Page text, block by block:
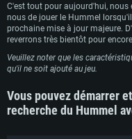
C'est tout pour aujourd'hui, nous
nous de jouer le Hummel
prochaine mise à jour majeure.
reverrons très bientôt pour
Veuillez noter que les
qu'il ne soit ajouté au jeu.
Vous pouvez démarrer
recherche du Hummel